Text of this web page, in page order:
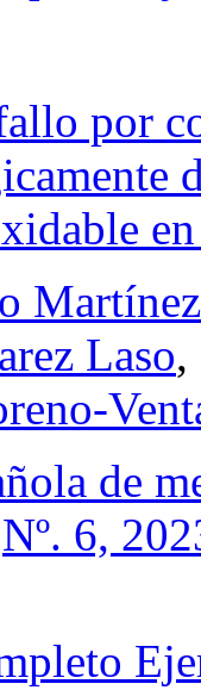
por
Martínez
Laso,
de
Nº. 6,